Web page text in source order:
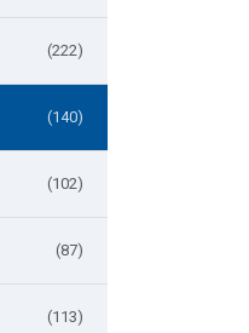
(222)
(140)
(102)
(87)
(113)